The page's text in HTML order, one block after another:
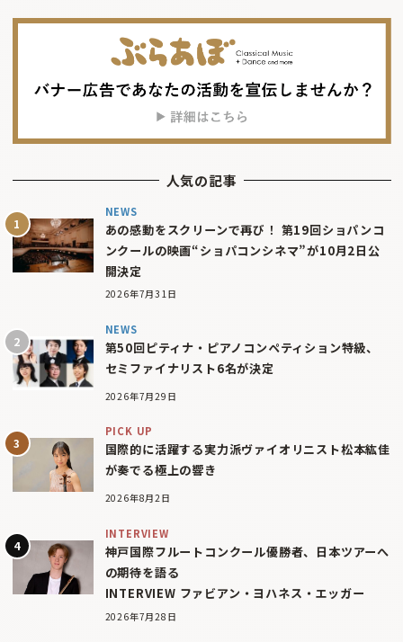
人気の記事
NEWS
あの感動をスクリーンで再び！ 第19回ショパンコ
ンクールの映画“ショパコンシネマ”が10月2日公
開決定
2026年7月31日
NEWS
第50回ピティナ・ピアノコンペティション特級、
セミファイナリスト6名が決定
2026年7月29日
PICK UP
国際的に活躍する実力派ヴァイオリニスト松本紘佳
が奏でる極上の響き
2026年8月2日
INTERVIEW
神戸国際フルートコンクール優勝者、日本ツアーへ
の期待を語る
INTERVIEW ファビアン・ヨハネス・エッガー
2026年7月28日